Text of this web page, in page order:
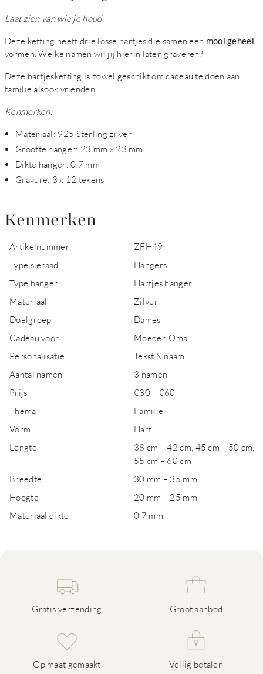
Laat zien van wie je houd
Deze ketting heeft drie losse hartjes die samen een mooi geheel
vormen. Welke namen wil jij hierin laten graveren?
Deze hartjesketting is zowel geschikt om cadeau te doen aan
familie alsook vrienden.
Kenmerken:
Materiaal: 925 Sterling zilver
Grootte hanger: 23 mm x 23 mm
Dikte hanger: 0,7 mm
Gravure: 3 x 12 tekens
Kenmerken
Artikelnummer:
ZFH49
Type sieraad
Hangers
Type hanger
Hartjes hanger
Materiaal
Zilver
Doelgroep
Dames
Cadeau voor
Moeder, Oma
Personalisatie
Tekst & naam
Aantal namen
3 namen
Prijs
€30 – €60
Thema
Familie
Vorm
Hart
Lengte
38 cm – 42 cm, 45 cm – 50 cm,
55 cm – 60 cm
Breedte
30 mm – 35 mm
Hoogte
20 mm – 25 mm
Materiaal dikte
0,7 mm
Gratis verzending Groot aanbod
Op maat gemaakt Veilig betalen